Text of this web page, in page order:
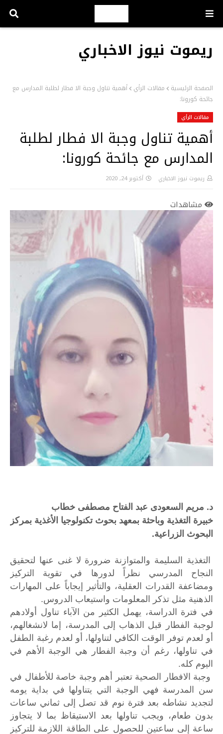
ريموت نيوز الاخباري
الصفحة الرئيسية مقالات الرأي أهمية تناول وجبة الا فطار لطلبة المدارس مع
جائحة كورونا:
مقالات الرأي
أهمية تناول وجبة الا فطار لطلبة
المدارس مع جائحة كورونا:
ريموت نيوز الاخباري أكتوبر 24, 2020
مشاهدات
د. مريم السعودى عبد الفتاح مصطفى خطاب
خبيرة التغذية وباحثة بمعهد بحوث تكنولوجيا الأغذية بمركز
البحوث الزراعية.
التغذية السليمة والمتوازنة ضرورة لا غنى عنها لتحقيق
النجاح المدرسي نظراً لدورها في تقوية التركيز
ومضاعفة القدرات العقلية، والتأثير إيجاباً على المهارات
الذهنية مثل تذكر المعلومات واستيعاب الدروس.
في فترة الدراسة، يهمل الكثير من الآباء تناول أولادهم
لوجبة الفطار قبل الذهاب إلى المدرسة، إما لانشغالهم،
أو لعدم توفر الوقت الكافي لتناولها، أو لعدم رغبة الطفل
في تناولها، رغم أن وجبة الفطار هي الوجبة الأهم في
اليوم كله.
وجبة الافطار الصحية تعتبر أهم وجبة خاصة للأطفال في
سن المدرسة فهي الوجبة التي يتناولها في بداية يومه
لتجديد نشاطه بعد فترة نوم قد تصل إلى ثماني ساعات
بدون طعام، ويجب تناولها بعد الاستيقاظ بما لا يتجاوز
ساعة إلى ساعتين للحصول على الطاقة اللازمة للتركيز